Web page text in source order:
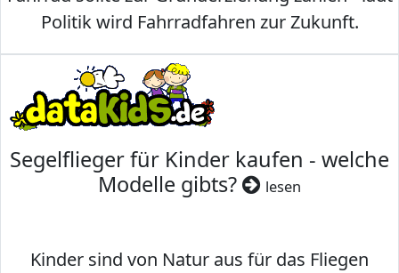
Politik wird Fahrradfahren zur Zukunft.
Segelflieger für Kinder kaufen - welche
Modelle gibts?
lesen
Kinder sind von Natur aus für das Fliegen